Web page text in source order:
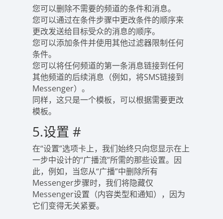
您可以删除不需要的频道的条件和消息。
您可以通过在条件步骤中更改条件的顺序来
更改发送给目标受众的消息的顺序。
您可以添加条件并使用其他过滤器限制任何
条件。
您可以将任何频道的第一条消息链接到任何
其他频道的后续消息（例如，将SMS链接到
Messenger）。
同样，这只是一个模板，可以根据需要更改
模板。
5.设置 #
在“设置”选项卡上，我们始终只向您显示在上
一步中设计的“广播流”所需的那些设置。因
此，例如，当您从“广播”中删除所有
Messenger步骤时，我们将隐藏仅
Messenger设置（内容类型和通知），因为
它们变得无关紧要。